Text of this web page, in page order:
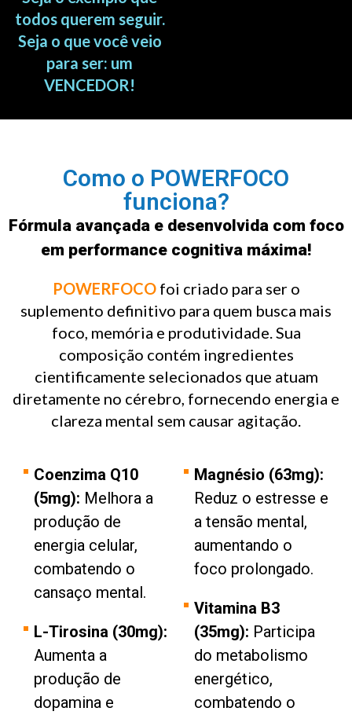
todos querem seguir.
Seja o que você veio
para ser: um
VENCEDOR!
Como o POWERFOCO
funciona?
Fórmula avançada e desenvolvida com foco
em performance cognitiva máxima!
POWERFOCOfoi criado para ser o
suplemento definitivo para quem busca mais
foco, memória e produtividade. Sua
composição contém ingredientes
cientificamente selecionados que atuam
diretamente no cérebro, fornecendo energia e
clareza mental sem causar agitação.
Coenzima Q10
(5mg): Melhora a
produção de
energia celular,
combatendo o
cansaço mental.
L-Tirosina (30mg):
Aumenta a
produção de
dopamina e
Magnésio (63mg):
Reduz o estresse e
a tensão mental,
aumentando o
foco prolongado.
Vitamina B3
(35mg): Participa
do metabolismo
energético,
combatendo o